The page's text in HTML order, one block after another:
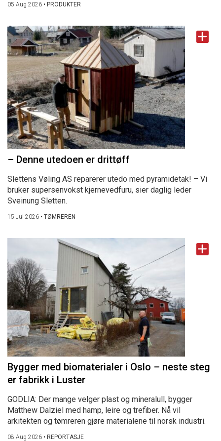
05 Aug 2026 • PRODUKTER
– Denne utedoen er drittøff
Slettens Vøling AS reparerer utedo med pyramidetak! – Vi
bruker supersenvokst kjernevedfuru, sier daglig leder
Sveinung Sletten.
15 Jul 2026 • TØMREREN
Bygger med biomaterialer i Oslo – neste steg
er fabrikk i Luster
GODLIA: Der mange velger plast og mineralull, bygger
Matthew Dalziel med hamp, leire og trefiber. Nå vil
arkitekten og tømreren gjøre materialene til norsk industri.
08 Aug 2026 • REPORTASJE